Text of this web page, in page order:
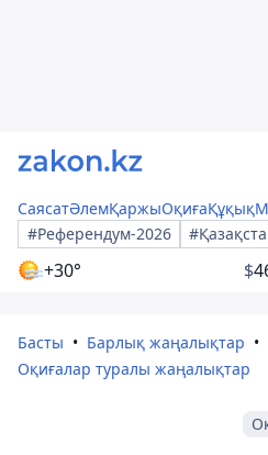
СаясатӘлемҚаржыОқиғаҚұқық
#Референдум-2026
+30° $
Басты
Барлық жаңалықтар
Оқиғалар туралы жаңалықтар